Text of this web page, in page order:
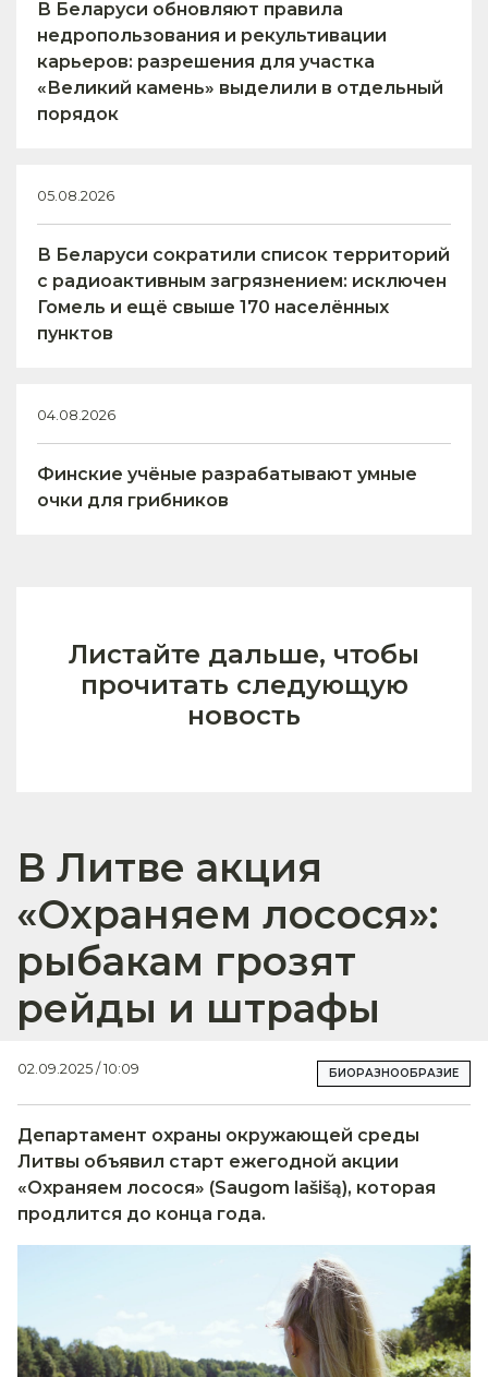
В Беларуси обновляют правила
недропользования и рекультивации
карьеров: разрешения для участка
«Великий камень» выделили в отдельный
порядок
05.08.2026
В Беларуси сократили список территорий
с радиоактивным загрязнением: исключен
Гомель и ещё свыше 170 населённых
пунктов
04.08.2026
Финские учёные разрабатывают умные
очки для грибников
Листайте дальше, чтобы
прочитать следующую
новость
В Литве акция
«Охраняем лосося»:
рыбакам грозят
рейды и штрафы
02.09.2025 / 10:09 БИОРАЗНООБРАЗИЕ
Департамент охраны окружающей среды
Литвы объявил старт ежегодной акции
«Охраняем лосося» (Saugom lašišą), которая
продлится до конца года.